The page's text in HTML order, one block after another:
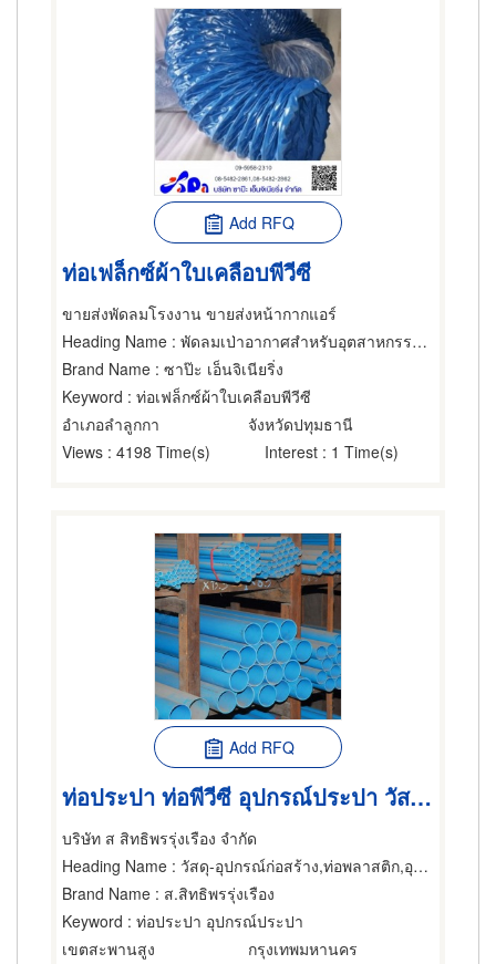
Add RFQ
ท่อเฟล็กซ์ผ้าใบเคลือบพีวีซี
ขายส่งพัดลมโรงงาน ขายส่งหน้ากากแอร์
Heading Name : พัดลมเป่าอากาศสำหรับอุตสาหกรรม,ท่อระบายอากาศและความร้อน,ท่อพลาสติก
Brand Name : ซาป๊ะ เอ็นจิเนียริ่ง
Keyword : ท่อเฟล็กซ์ผ้าใบเคลือบพีวีซี
อำเภอลำลูกกา
จังหวัดปทุมธานี
Views : 4198 Time(s) Interest : 1 Time(s)
Add RFQ
ท่อประปา ท่อพีวีซี อุปกรณ์ประปา วัสดุก่อสร้าง
บริษัท ส สิทธิพรรุ่งเรือง จำกัด
Heading Name : วัสดุ-อุปกรณ์ก่อสร้าง,ท่อพลาสติก,อุปกรณ์ วัสดุและเครื่องใช้ประปา
Brand Name : ส.สิทธิพรรุ่งเรือง
Keyword : ท่อประปา อุปกรณ์ประปา
เขตสะพานสูง
กรุงเทพมหานคร